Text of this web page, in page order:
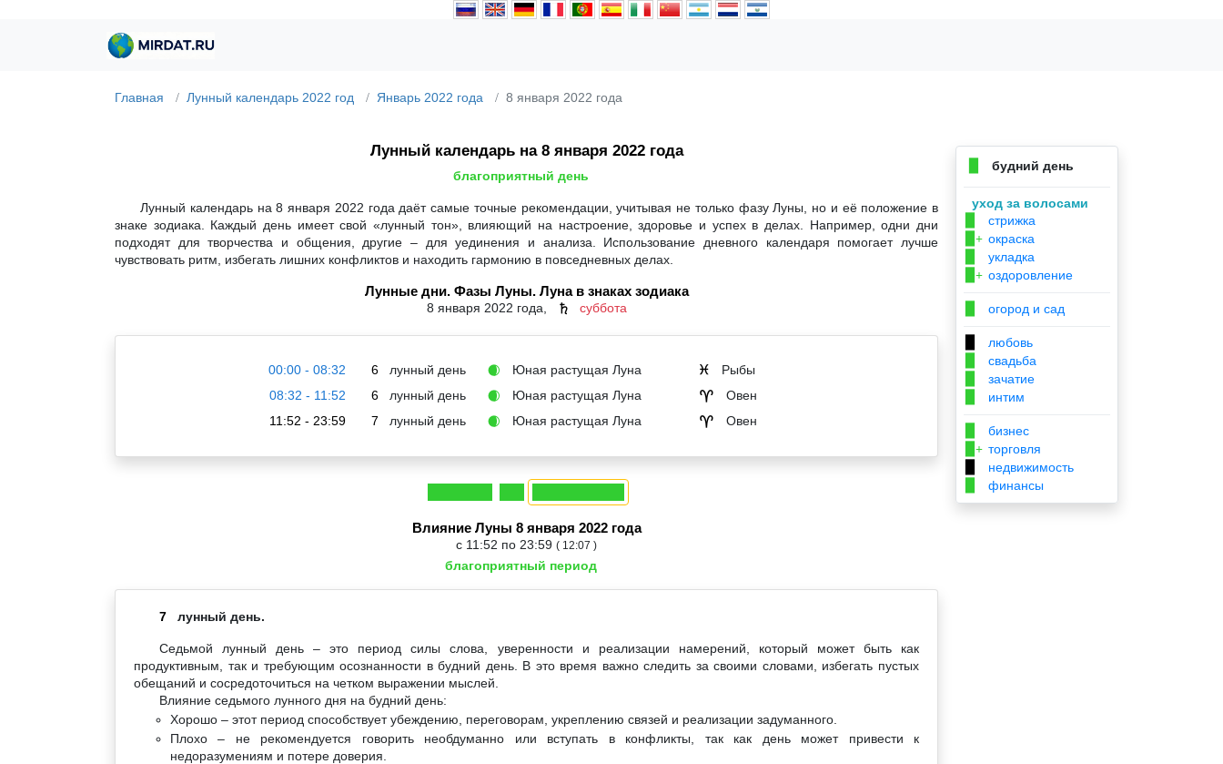
Главная Лунный календарь 2022 год Январь 2022 года 8 января 2022 года
Лунный календарь на 8 января 2022 года
благоприятный день
Лунный календарь на 8 января 2022 года даёт самые точные рекомендации, учитывая не только фазу Луны, но и её положение в
знаке зодиака. Каждый день имеет свой «лунный тон», влияющий на настроение, здоровье и успех в делах. Например, одни дни
подходят для творчества и общения, другие – для уединения и анализа. Использование дневного календаря помогает лучше
чувствовать ритм, избегать лишних конфликтов и находить гармонию в повседневных делах.
Лунные дни. Фазы Луны. Луна в знаках зодиака
8 января 2022 года, ♄ суббота
00:00 - 08:32 6 лунный день 🌒 Юная растущая Луна ♓
Рыбы
08:32 - 11:52
6 лунный день 🌒 Юная растущая Луна ♈
Овен
11:52 - 23:59
7 лунный день 🌒 Юная растущая Луна ♈ Овен
Влияние Луны 8 января 2022 года
с 11:52 по 23:59 ( 12:07 )
благоприятный период
7 лунный день.
Седьмой лунный день – это период силы слова, уверенности и реализации намерений, который может быть как
продуктивным, так и требующим осознанности в будний день. В это время важно следить за своими словами, избегать пустых
обещаний и сосредоточиться на четком выражении мыслей.
Влияние седьмого лунного дня на будний день:
Хорошо – этот период способствует убеждению, переговорам, укреплению связей и реализации задуманного.
Плохо – не рекомендуется говорить необдуманно или вступать в конфликты, так как день может привести к
недоразумениям и потере доверия.
будний день
уход за волосами
стрижка
▉+ окраска
укладка
▉+ оздоровление
огород и сад
любовь
свадьба
зачатие
интим
бизнес
▉+ торговля
недвижимость
финансы